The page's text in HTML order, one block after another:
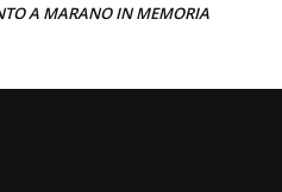
A MARANO IN MEMORIA